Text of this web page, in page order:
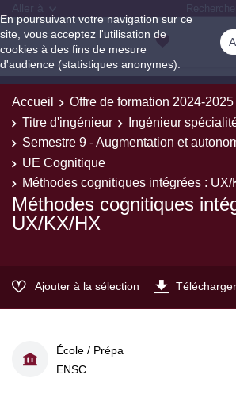
En poursuivant votre navigation sur ce
site, vous acceptez l'utilisation de
cookies à des fins de mesure
d'audience (statistiques anonymes).
Aller à
Accueil
Offre de formation 2024-2025
Titre d'ingénieur
Ingénieur
Semestre 9 - Augmentation et
UE Cognitique
Méthodes cognitiques intégrées : UX/
Méthodes cognitiques
UX/KX/HX
Ajouter à la sélection Télécharger
École / Prépa
ENSC